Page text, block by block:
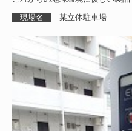
現場名
某立体駐車場